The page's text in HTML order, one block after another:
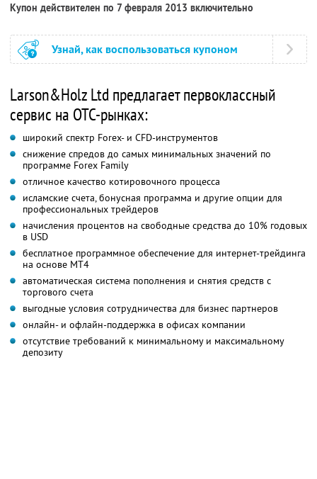
Купон действителен по 7 февраля 2013 включительно
Узнай, как воспользоваться купоном
Larson&Holz Ltd предлагает первоклассный
сервис на OTC-рынках:
широкий спектр Forex- и CFD-инструментов
снижение спредов до самых минимальных значений по
программе Forex Family
отличное качество котировочного процесса
исламские счета, бонусная программа и другие опции для
профессиональных трейдеров
начисления процентов на свободные средства до 10% годовых
в USD
бесплатное программное обеспечение для интернет-трейдинга
на основе MT4
автоматическая система пополнения и снятия средств с
торгового счета
выгодные условия сотрудничества для бизнес партнеров
онлайн- и офлайн-поддержка в офисах компании
отсутствие требований к минимальному и максимальному
депозиту